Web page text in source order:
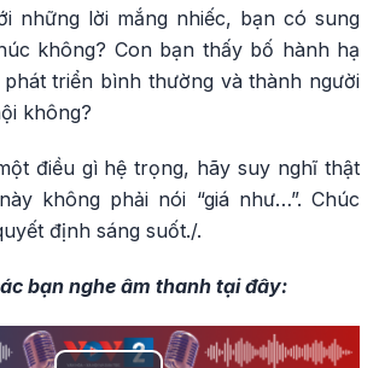
những lời mắng nhiếc, bạn có sung
không? Con bạn thấy bố hành hạ
triển bình thường và thành người
không?
điều gì hệ trọng, hãy suy nghĩ thật
không phải nói “giá như…”. Chúc
định sáng suốt./.
bạn nghe âm thanh tại đây: